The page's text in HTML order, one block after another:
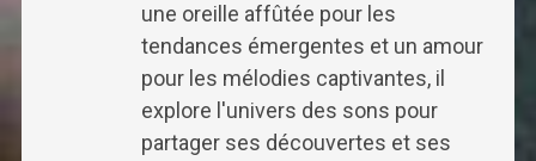
une oreille affûtée pour les
tendances émergentes et un amour
pour les mélodies captivantes, il
explore l'univers des sons pour
partager ses découvertes et ses